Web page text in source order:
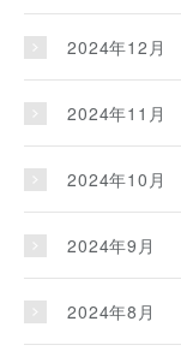
2024年12月
2024年11月
2024年10月
2024年9月
2024年8月